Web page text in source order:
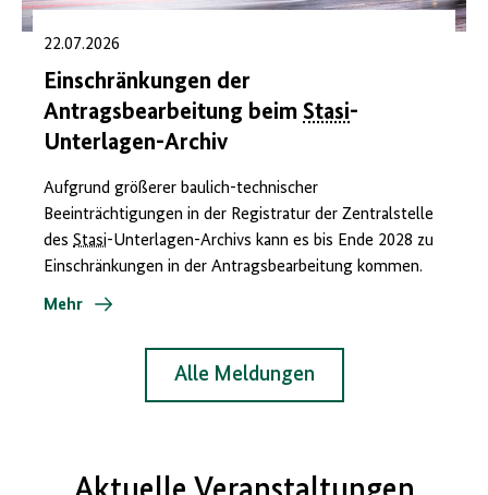
22.07.2026
Einschränkungen der
Antragsbearbeitung beim Stasi-
Unterlagen-Archiv
Aufgrund größerer baulich-technischer
Beeinträchtigungen in der Registratur der Zentralstelle
des Stasi-Unterlagen-Archivs kann es bis Ende 2028 zu
Einschränkungen in der Antragsbearbeitung kommen.
Mehr
Alle Meldungen